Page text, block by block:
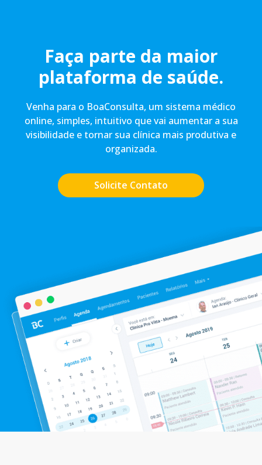
Faça parte da maior
plataforma de saúde.
Venha para o BoaConsulta, um sistema médico
online, simples, intuitivo que vai aumentar a sua
visibilidade e tornar sua clínica mais produtiva e
organizada.
Solicite Contato